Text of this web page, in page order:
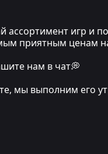
игр и
приятным ценам
нам в чат💭
мы выполним его